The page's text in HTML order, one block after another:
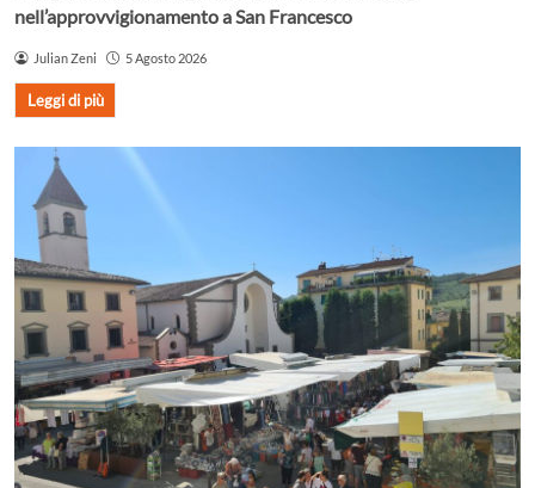
nell’approvvigionamento a San Francesco
Julian Zeni 5 Agosto 2026
Leggi di più